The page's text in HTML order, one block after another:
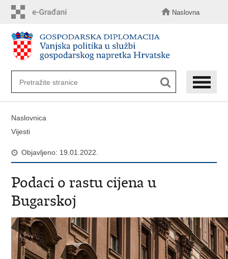
sadržaj
Naslovna
Naslovnica
Vijesti
Objavljeno: 19.01.2022.
Podaci o rastu cijena u
Bugarskoj